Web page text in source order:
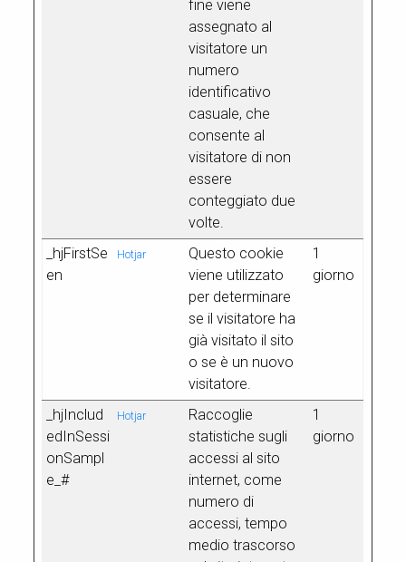
fine viene
assegnato al
visitatore un
numero
identificativo
casuale, che
consente al
visitatore di non
essere
conteggiato due
volte.
_hjFirstSe
en
Hotjar
Questo cookie
viene utilizzato
per determinare
se il visitatore ha
già visitato il sito
o se è un nuovo
visitatore.
1
giorno
_hjInclud
edInSessi
onSampl
e_#
Hotjar
Raccoglie
statistiche sugli
accessi al sito
internet, come
numero di
accessi, tempo
medio trascorso
1
giorno